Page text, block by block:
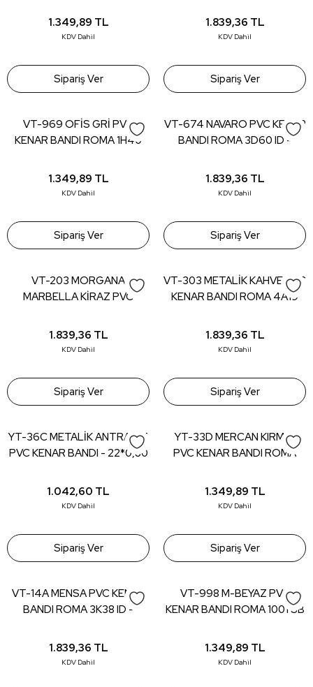
1.349,89 TL
KDV Dahil
Sipariş Ver
1.839,36 TL
KDV Dahil
Sipariş Ver
VT-969 OFİS GRİ PVC
KENAR BANDI ROMA 1H40
1.349,89 TL
KDV Dahil
Sipariş Ver
VT-674 NAVARO PVC KENAR
BANDI ROMA 3D60 ID -
1.839,36 TL
KDV Dahil
Sipariş Ver
VT-203 MORGANA
MARBELLA KİRAZ PVC
- 22*0,80 (150 mt)
1.839,36 TL
KDV Dahil
Sipariş Ver
VT-303 METALİK KAHVE PVC
KENAR BANDI ROMA 4A19
mt)
1.839,36 TL
KDV Dahil
Sipariş Ver
YT-36C METALİK ANTRASİT
PVC KENAR BANDI - 22*0,80
1.042,60 TL
KDV Dahil
Sipariş Ver
YT-33D MERCAN KIRMIZI
PVC KENAR BANDI ROMA
1.349,89 TL
KDV Dahil
Sipariş Ver
VT-14A MENSA PVC KENAR
BANDI ROMA 3K38 ID -
1.839,36 TL
KDV Dahil
VT-998 M-BEYAZ PVC
KENAR BANDI ROMA 1001 SB
1.349,89 TL
KDV Dahil